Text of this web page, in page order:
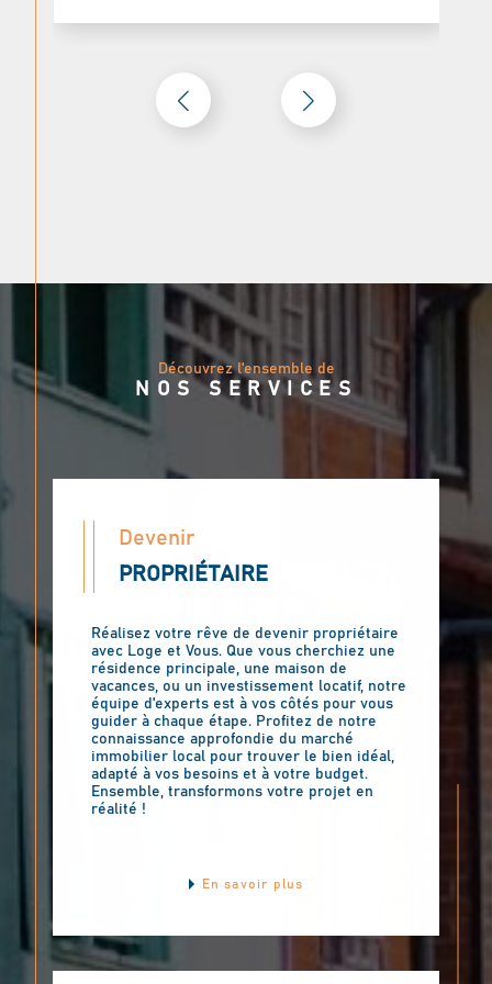
rendre votre expérience aussi fluide que
possible, avec une attention particulière à
Téléphone: 05 63 51 09 98
: agence.castres@logeetvous.fr
: 3 Rue Milhau Ducommun,
81100 Castres
Chez Loge et vous, nous sommes ici pour faire
de vos projets immobiliers une réussite, avec
Découvrez l'ensemble de
NOS SERVICES
Devenir
PROPRIÉTAIRE
Réalisez votre rêve de devenir propriétaire
avec Loge et Vous. Que vous cherchiez une
résidence principale, une maison de
vacances, ou un investissement locatif, notre
équipe d'experts est à vos côtés pour vous
guider à chaque étape. Profitez de notre
connaissance approfondie du marché
immobilier local pour trouver le bien idéal,
adapté à vos besoins et à votre budget.
Ensemble, transformons votre projet en
réalité !
En savoir plus